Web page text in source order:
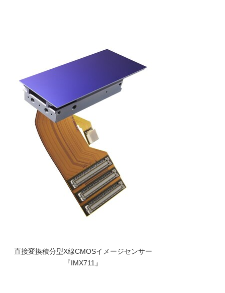
直接変換積分型X線CMOSイメージセンサー
『IMX711』